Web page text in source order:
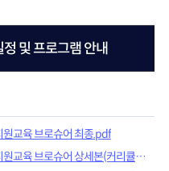
및 프로그램 안내
교육 브로슈어 최종.pdf
교육 브로슈어 상세본(커리큘럼